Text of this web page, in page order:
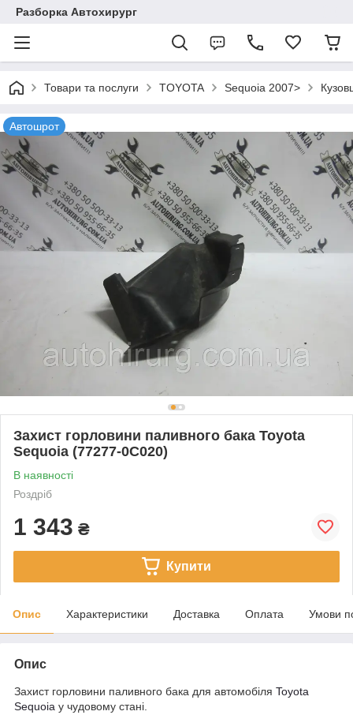
Разборка Автохирург
Товари та послуги TOYOTA Sequoia 2007>
Автошрот
Захист горловини паливного бака Toyota
Sequoia (77277-0C020)
В наявності
Роздріб
1 343 ₴
Купити
Опис Характеристики Доставка Оплата Умови
Опис
Захист горловини паливного бака для автомобіля Toyota
Sequoia у чудовому стані.